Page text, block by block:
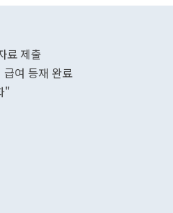
료 제출
여 등재 완료
"